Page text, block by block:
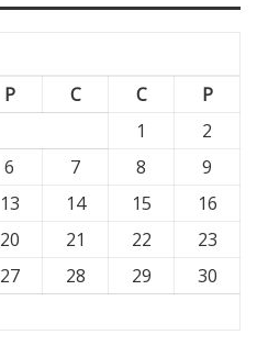
P C C
P
1
2
6 7 8
9
13 14 15
16
20 21 22
23
27 28 29
30